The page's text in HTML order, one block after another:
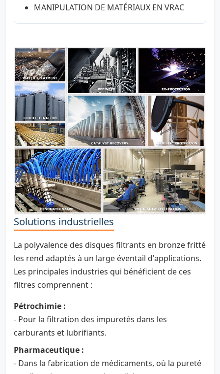
MANIPULATION DE MATÉRIAUX EN VRAC
Solutions industrielles
La polyvalence des disques filtrants en bronze fritté
les rend adaptés à un large éventail d'applications.
Les principales industries qui bénéficient de ces
filtres comprennent :
Pétrochimie :
- Pour la filtration des impuretés dans les
carburants et lubrifiants.
Pharmaceutique :
- Dans la fabrication de médicaments, où la pureté